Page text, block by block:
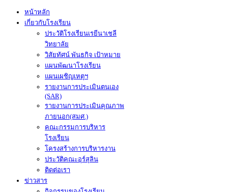
หน้าหลัก
เกี่ยวกับโรงเรียน
ประวัติโรงเรียนเรยีนาเชลี
วิทยาลัย
วิสัยทัศน์ พันธกิจ เป้าหมาย
แผนพัฒนาโรงเรียน
แผนเผชิญเหตุฯ
รายงานการประเมินตนเอง
(SAR)
รายงานการประเมินคุณภาพ
ภายนอก(สมศ.)
คณะกรรมการบริหาร
โรงเรียน
โครงสร้างการบริหารงาน
ประวัติคณะอุร์สุลิน
ติดต่อเรา
ข่าวสาร